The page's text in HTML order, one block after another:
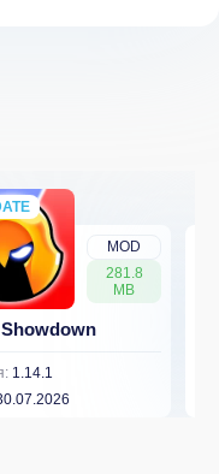
MOD
281.8
MB
1.14.1